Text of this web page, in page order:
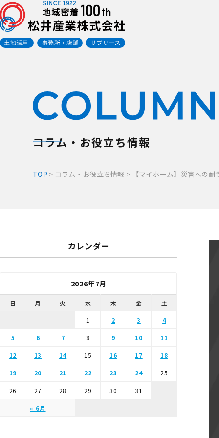
コラム・お役立ち情報
TOP > コラム・お役立ち情報 > 【マイホーム】災害への
カレンダー
2026年7月
日 月 火 水 木 金 土
« 6月
1 2 3 4
5 6 7 8 9 10 11
12 13 14 15 16 17 18
19 20 21 22 23 24 25
26 27 28 29 30 31